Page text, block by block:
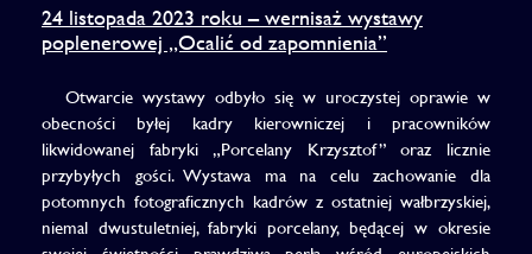
24 listopada 2023 roku – wernisaż wystawy
poplenerowej „Ocalić od zapomnienia”
Otwarcie wystawy odbyło się w uroczystej oprawie w
obecności byłej kadry kierowniczej i pracowników
likwidowanej fabryki „Porcelany Krzysztof” oraz licznie
przybyłych gości. Wystawa ma na celu zachowanie dla
potomnych fotograficznych kadrów z ostatniej wałbrzyskiej,
niemal dwustuletniej, fabryki porcelany, będącej w okresie